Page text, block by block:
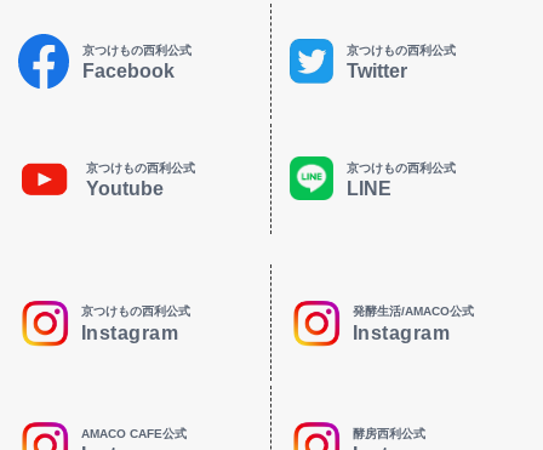
京つけもの西利公式
Facebook
京つけもの西利公式
Twitter
京つけもの西利公式
Youtube
京つけもの西利公式
LINE
京つけもの西利公式
Instagram
発酵生活/AMACO公式
Instagram
AMACO CAFE公式 酵房西利公式